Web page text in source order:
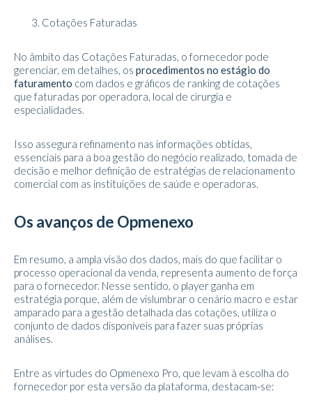
Cotações Faturadas
No âmbito das Cotações Faturadas, o fornecedor pode
gerenciar, em detalhes, os procedimentos no estágio do
faturamento com dados e gráficos de ranking de cotações
que faturadas por operadora, local de cirurgia e
especialidades.
Isso assegura refinamento nas informações obtidas,
essenciais para a boa gestão do negócio realizado, tomada de
decisão e melhor definição de estratégias de relacionamento
comercial com as instituições de saúde e operadoras.
Os avanços de Opmenexo
Em resumo, a ampla visão dos dados, mais do que facilitar o
processo operacional da venda, representa aumento de força
para o fornecedor. Nesse sentido, o player ganha em
estratégia porque, além de vislumbrar o cenário macro e estar
amparado para a gestão detalhada das cotações, utiliza o
conjunto de dados disponíveis para fazer suas próprias
análises.
Entre as virtudes do Opmenexo Pro, que levam à escolha do
fornecedor por esta versão da plataforma, destacam-se: